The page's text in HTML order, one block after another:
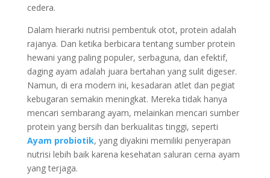
cedera.
Dalam hierarki nutrisi pembentuk otot, protein adalah
rajanya. Dan ketika berbicara tentang sumber protein
hewani yang paling populer, serbaguna, dan efektif,
daging ayam adalah juara bertahan yang sulit digeser.
Namun, di era modern ini, kesadaran atlet dan pegiat
kebugaran semakin meningkat. Mereka tidak hanya
mencari sembarang ayam, melainkan mencari sumber
protein yang bersih dan berkualitas tinggi, seperti
Ayam probiotik, yang diyakini memiliki penyerapan
nutrisi lebih baik karena kesehatan saluran cerna ayam
yang terjaga.